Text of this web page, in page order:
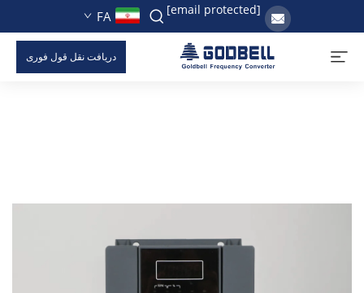
[email protected]
FA
دریافت نقل قول فوری